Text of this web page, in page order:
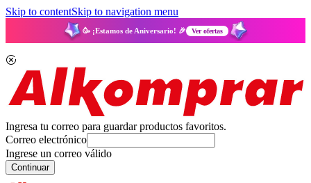
Skip to contentSkip to navigation menu
🥳 ¡Estamos de Aniversario! 🎉 Ver ofertas
Ingresa tu correo para guardar productos favoritos.
Correo electrónico
Ingrese un correo válido
Continuar